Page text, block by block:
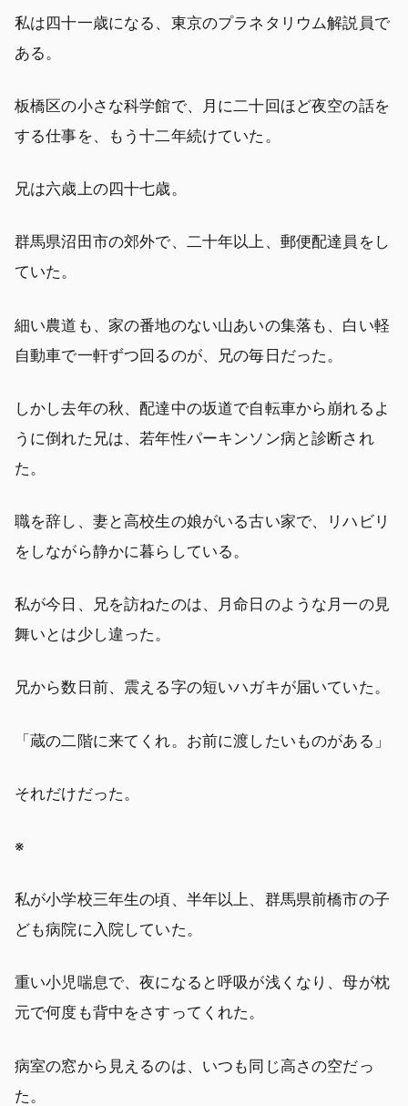
私は四十一歳になる、東京のプラネタリウム解説員で
ある。
板橋区の小さな科学館で、月に二十回ほど夜空の話を
する仕事を、もう十二年続けていた。
兄は六歳上の四十七歳。
群馬県沼田市の郊外で、二十年以上、郵便配達員をし
ていた。
細い農道も、家の番地のない山あいの集落も、白い軽
自動車で一軒ずつ回るのが、兄の毎日だった。
しかし去年の秋、配達中の坂道で自転車から崩れるよ
うに倒れた兄は、若年性パーキンソン病と診断され
た。
職を辞し、妻と高校生の娘がいる古い家で、リハビリ
をしながら静かに暮らしている。
私が今日、兄を訪ねたのは、月命日のような月一の見
舞いとは少し違った。
兄から数日前、震える字の短いハガキが届いていた。
「蔵の二階に来てくれ。お前に渡したいものがある」
それだけだった。
※
私が小学校三年生の頃、半年以上、群馬県前橋市の子
ども病院に入院していた。
重い小児喘息で、夜になると呼吸が浅くなり、母が枕
元で何度も背中をさすってくれた。
病室の窓から見えるのは、いつも同じ高さの空だっ
た。